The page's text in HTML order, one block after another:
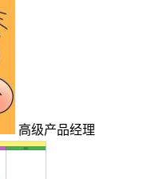
高级产品经理